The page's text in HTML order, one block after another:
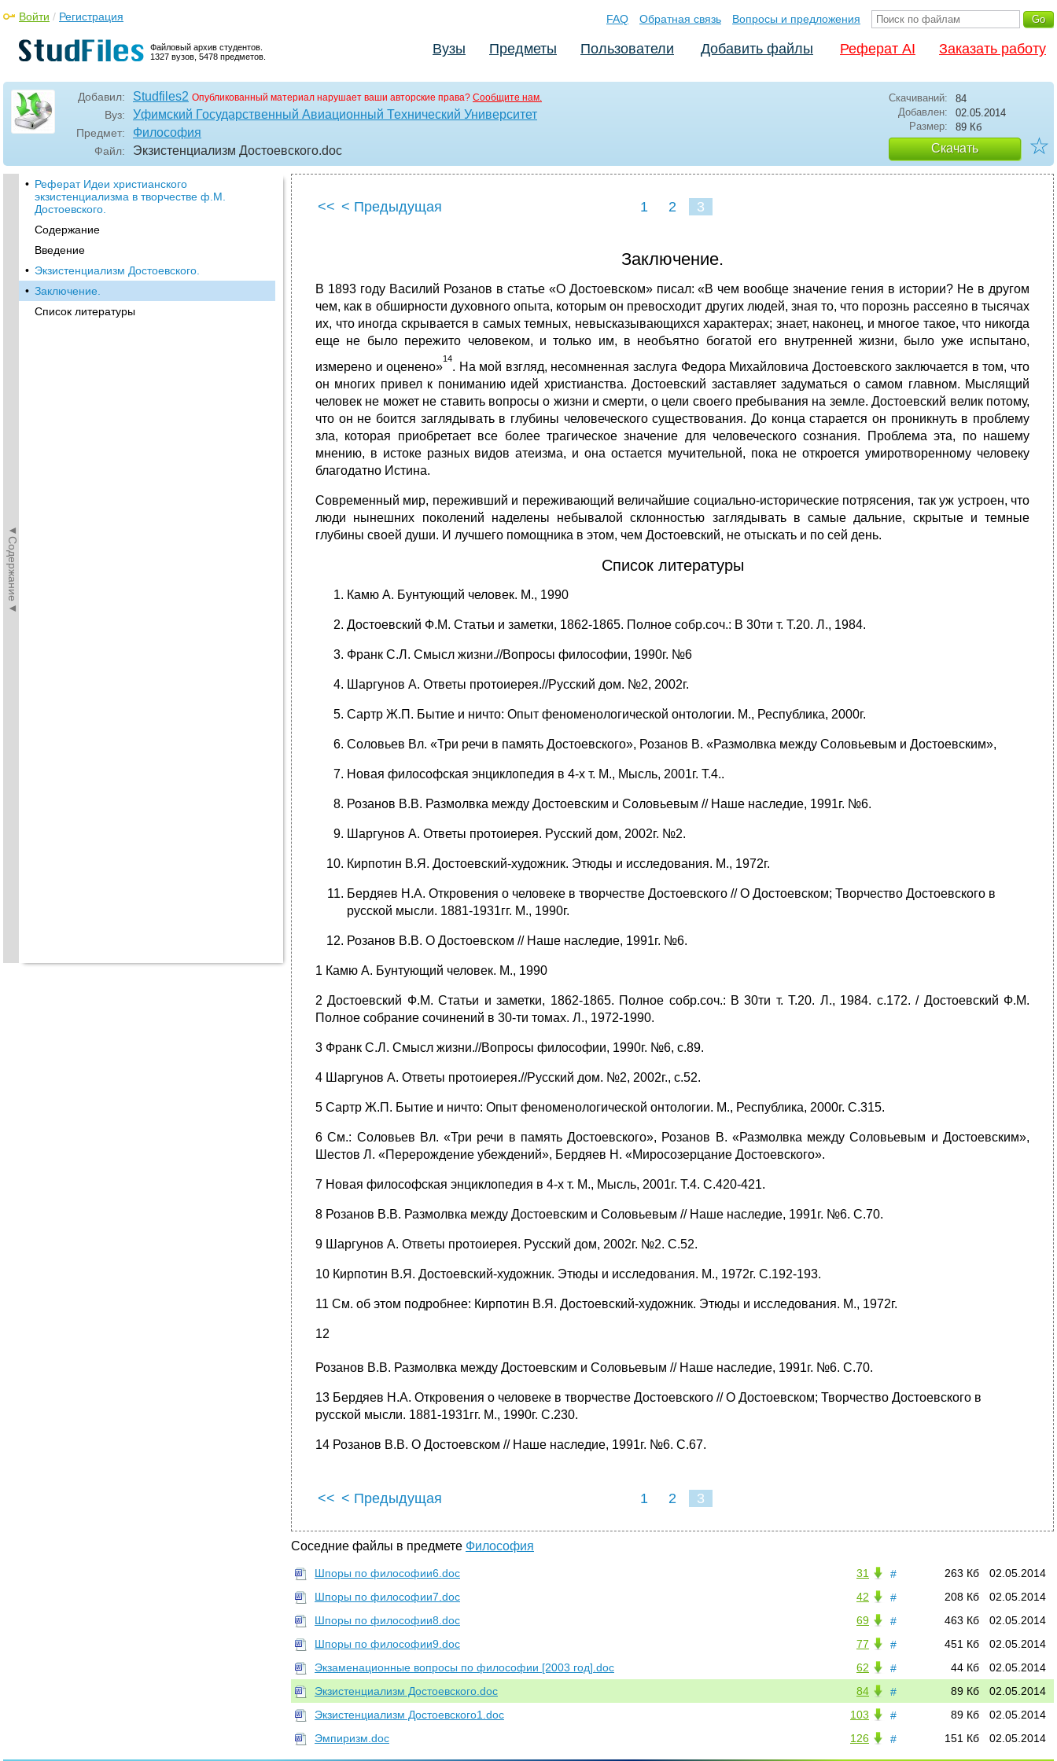
Файловый архив студентов.
1327 вузов, 5478 предметов.
Войти / Регистрация FAQ Обратная связь Вопросы и предложения
Вузы Предметы Пользователи Добавить файлы Реферат AI Заказать работу
Добавил: Studfiles2 Опубликованный материал нарушает ваши авторские права? Сообщите нам.
Вуз: Уфимский Государственный Авиационный Технический Университет
Предмет: Философия
Файл: Экзистенциализм Достоевского.doc
Скачиваний:
84
Добавлен:
02.05.2014
Размер:
89 Кб
Скачать ☆
◄Содержание◄
• Реферат Идеи христианского
экзистенциализма в творчестве ф.М.
Достоевского.
Содержание
Введение
• Экзистенциализм Достоевского.
• Заключение.
Список литературы
<< < Предыдущая 1 2 3
Заключение.
В 1893 году Василий Розанов в статье «О Достоевском» писал: «В чем вообще значение гения в истории? Не в другом
чем, как в обширности духовного опыта, которым он превосходит других людей, зная то, что порознь рассеяно в тысячах
их, что иногда скрывается в самых темных, невысказывающихся характерах; знает, наконец, и многое такое, что никогда
еще не было пережито человеком, и только им, в необъятно богатой его внутренней жизни, было уже испытано,
измерено и оценено»
14
. На мой взгляд, несомненная заслуга Федора Михайловича Достоевского заключается в том, что
он многих привел к пониманию идей христианства. Достоевский заставляет задуматься о самом главном. Мыслящий
человек не может не ставить вопросы о жизни и смерти, о цели своего пребывания на земле. Достоевский велик потому,
что он не боится заглядывать в глубины человеческого существования. До конца старается он проникнуть в проблему
зла, которая приобретает все более трагическое значение для человеческого сознания. Проблема эта, по нашему
мнению, в истоке разных видов атеизма, и она остается мучительной, пока не откроется умиротворенному человеку
благодатно Истина.
Современный мир, переживший и переживающий величайшие социально-исторические потрясения, так уж устроен, что
люди нынешних поколений наделены небывалой склонностью заглядывать в самые дальние, скрытые и темные
глубины своей души. И лучшего помощника в этом, чем Достоевский, не отыскать и по сей день.
Список литературы
Камю А. Бунтующий человек. М., 1990
Достоевский Ф.М. Статьи и заметки, 1862-1865. Полное собр.соч.: В 30ти т. Т.20. Л., 1984.
Франк С.Л. Смысл жизни.//Вопросы философии, 1990г. №6
Шаргунов А. Ответы протоиерея.//Русский дом. №2, 2002г.
Сартр Ж.П. Бытие и ничто: Опыт феноменологической онтологии. М., Республика, 2000г.
Соловьев Вл. «Три речи в память Достоевского», Розанов В. «Размолвка между Соловьевым и Достоевским»,
Новая философская энциклопедия в 4-х т. М., Мысль, 2001г. Т.4..
Розанов В.В. Размолвка между Достоевским и Соловьевым // Наше наследие, 1991г. №6.
Шаргунов А. Ответы протоиерея. Русский дом, 2002г. №2.
Кирпотин В.Я. Достоевский-художник. Этюды и исследования. М., 1972г.
Бердяев Н.А. Откровения о человеке в творчестве Достоевского // О Достоевском; Творчество Достоевского в
русской мысли. 1881-1931гг. М., 1990г.
Розанов В.В. О Достоевском // Наше наследие, 1991г. №6.
1 Камю А. Бунтующий человек. М., 1990
2 Достоевский Ф.М. Статьи и заметки, 1862-1865. Полное собр.соч.: В 30ти т. Т.20. Л., 1984. с.172. / Достоевский Ф.М.
Полное собрание сочинений в 30-ти томах. Л., 1972-1990.
3 Франк С.Л. Смысл жизни.//Вопросы философии, 1990г. №6, с.89.
4 Шаргунов А. Ответы протоиерея.//Русский дом. №2, 2002г., с.52.
5 Сартр Ж.П. Бытие и ничто: Опыт феноменологической онтологии. М., Республика, 2000г. С.315.
6 См.: Соловьев Вл. «Три речи в память Достоевского», Розанов В. «Размолвка между Соловьевым и Достоевским»,
Шестов Л. «Перерождение убеждений», Бердяев Н. «Миросозерцание Достоевского».
7 Новая философская энциклопедия в 4-х т. М., Мысль, 2001г. Т.4. С.420-421.
8 Розанов В.В. Размолвка между Достоевским и Соловьевым // Наше наследие, 1991г. №6. С.70.
9 Шаргунов А. Ответы протоиерея. Русский дом, 2002г. №2. С.52.
10 Кирпотин В.Я. Достоевский-художник. Этюды и исследования. М., 1972г. С.192-193.
11 См. об этом подробнее: Кирпотин В.Я. Достоевский-художник. Этюды и исследования. М., 1972г.
12
Розанов В.В. Размолвка между Достоевским и Соловьевым // Наше наследие, 1991г. №6. С.70.
13 Бердяев Н.А. Откровения о человеке в творчестве Достоевского // О Достоевском; Творчество Достоевского в
русской мысли. 1881-1931гг. М., 1990г. С.230.
14 Розанов В.В. О Достоевском // Наше наследие, 1991г. №6. С.67.
<< < Предыдущая 1 2 3
Соседние файлы в предмете Философия
# 02.05.2014
263 Кб
31
Шпоры по философии6.doc
#
02.05.2014
208 Кб
42
Шпоры по философии7.doc
#
02.05.2014
463 Кб
69
Шпоры по философии8.doc
#
02.05.2014
451 Кб
77
Шпоры по философии9.doc
#
02.05.2014
44 Кб
62
Экзаменационные вопросы по философии [2003 год].doc
#
02.05.2014
89 Кб
84
Экзистенциализм Достоевского.doc
#
02.05.2014
89 Кб
103
Экзистенциализм Достоевского1.doc
#
02.05.2014
151 Кб
126
Эмпиризм.doc